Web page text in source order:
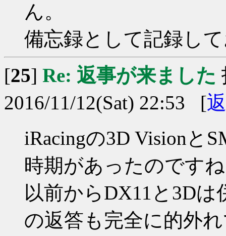
ん。
備忘録として記録し
[25] Re: 返事が来ました
2016/11/12(Sat) 22:53 [
iRacingの3D Visionと
時期があったのですね
以前からDX11と3Dは
の返答も完全に的外